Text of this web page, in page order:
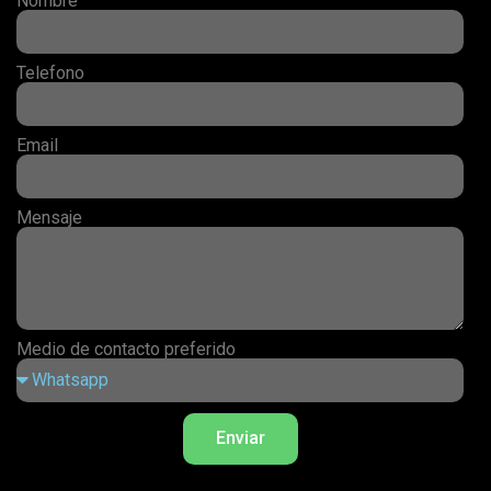
Telefono
Email
Mensaje
Medio de contacto preferido
Enviar